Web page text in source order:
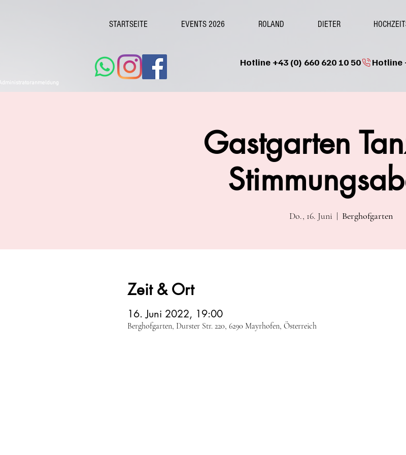
STARTSEITE EVENTS 2026 ROLAND DIETER
Hotline +43 (0) 660 620 10 50
Gastgarten
Do., 16. Juni
  |
Berghofgarten
Zeit & Ort
16. Juni 2022, 19:00
Berghofgarten, Durster Str. 220, 6290 Mayrhofen, Österreich